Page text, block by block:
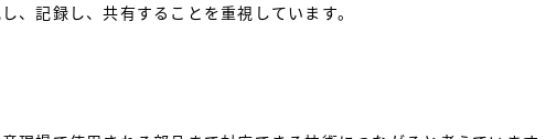
、記録し、共有することを重視しています。